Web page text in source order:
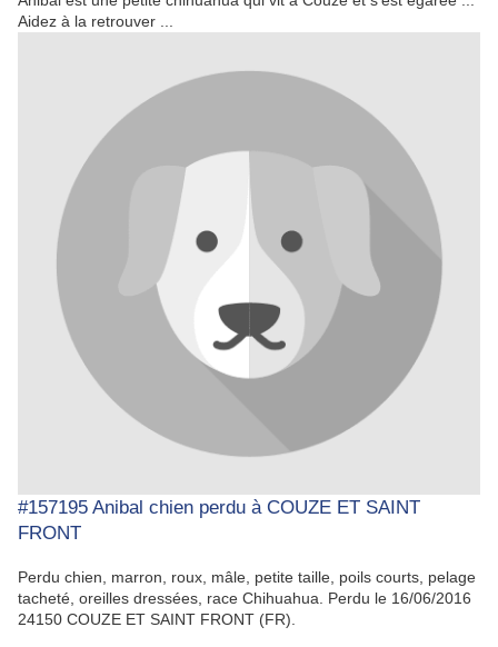
Aidez à la retrouver ...
#157195 Anibal chien perdu à COUZE ET SAINT
FRONT
Perdu chien, marron, roux, mâle, petite taille, poils courts, pelage
tacheté, oreilles dressées, race Chihuahua. Perdu le 16/06/2016
24150 COUZE ET SAINT FRONT (FR).